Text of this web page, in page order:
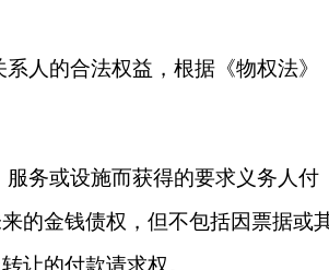
人的合法权益，根据《物权法》
务或设施而获得的要求义务人付
的金钱债权，但不包括因票据或
让的付款请求权。